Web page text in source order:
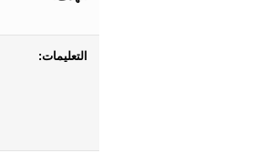
التعليمات: